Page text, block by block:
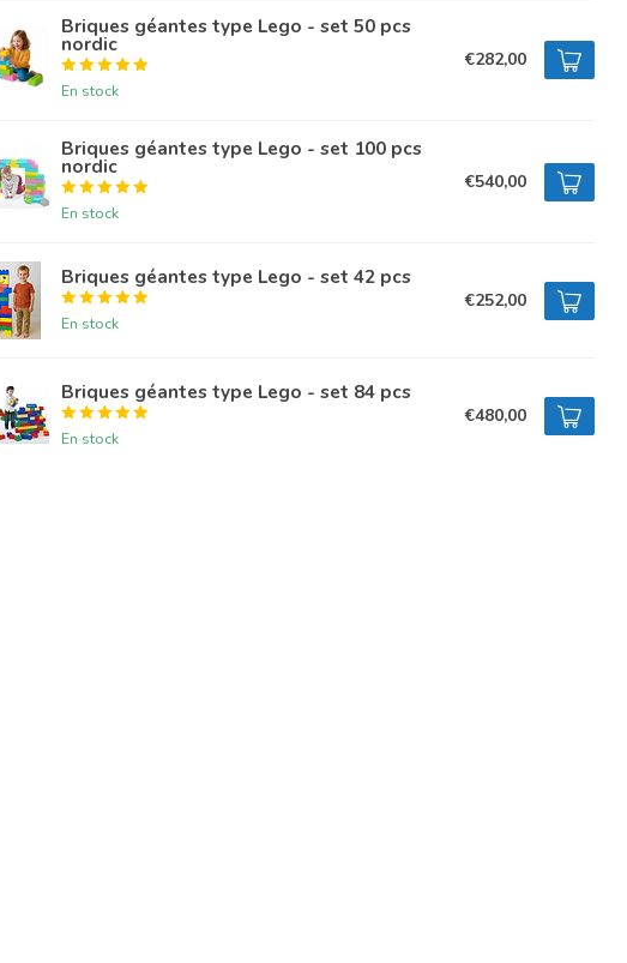
Briques géantes type Lego - set 50 pcs
nordic
En stock
€282,00
Briques géantes type Lego - set 100 pcs
nordic
En stock
€540,00
Briques géantes type Lego - set 42 pcs
En stock
€252,00
Briques géantes type Lego - set 84 pcs
En stock
€480,00